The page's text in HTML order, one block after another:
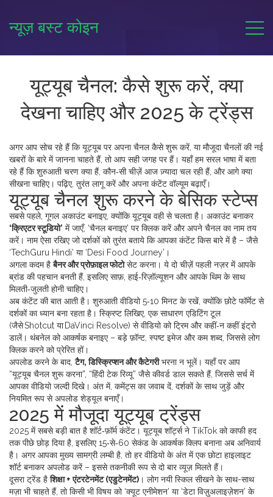
न्यूज़ बस्ट कोइन
यूट्यूब चैनल: कैसे शुरू करें, क्या
देखना चाहिए और 2025 के ट्रेंड्स
अगर आप सोच रहे हैं कि यूट्यूब पर अपना चैनल कैसे शुरू करें, या मौजूदा चैनलों की नई
खबरों के बारे में जानना चाहते हैं, तो आप सही जगह पर हैं। यहाँ हम सरल भाषा में बता
रहे हैं कि शुरुआती चरण क्या हैं, कौन‑सी चीज़ें आज ज़्यादा चल रही हैं, और आगे क्या
सीखना चाहिए। पढ़िए, तुरंत लागू करें और अपना कंटेंट वॉल्यूम बढ़ाएँ।
यूट्यूब चैनल शुरू करने के बेसिक स्टेप्स
सबसे पहले, गूगल अकाउंट बनाइए, क्योंकि यूट्यूब वही से चलता है। अकाउंट बनाकर
‘क्रिएटर स्टूडियो’ में जाएँ, ‘चैनल बनाइए’ पर क्लिक करें और अपने चैनल का नाम तय
करें। नाम ऐसा रखिए जो दर्शकों को तुरंत बताये कि आपका कंटेंट किस बारे में है – जैसे
‘TechGuru Hindi’ या ‘Desi Food Journey’।
अगला कदम हैबैनर और प्रोफ़ाइल फोटोसेट करना। ये दो चीज़ें पहली नज़र में आपके
ब्रांड की पहचान बनती हैं, इसलिए साफ़, हाई‑रिज़ॉल्यूशन और आपके थिम के साथ
मिलती‑जुलती होनी चाहिए।
अब कंटेंट की बात आती है। शुरुआती वीडियो 5‑10 मिनट के रखें, क्योंकि छोटे फॉर्मेट से
दर्शकों का ध्यान बना रहता है। स्क्रिप्ट लिखिए, एक साधारण एडिटिंग टूल
(जैसे Shotcut या DaVinci Resolve) से वीडियो को ट्रिम और कहीं‑न कहीं इंट्रो
डालें। थंबनेल को आकर्षक बनाइए – बड़े फ़ॉन्ट, स्पष्ट इमेज और कम शब्द, जिससे लोग
क्लिक करने को प्रेरित हों।
अपलोड करने के बाद,टैग, डिस्क्रिप्शन और कैटेगरीभरना न भूलें। यहाँ पर आप
“यूट्यूब चैनल शुरू करना”, “हिंदी टेक रिव्यू” जैसे कीवर्ड डाल सकते हैं, जिससे सर्च में
आपका वीडियो जल्दी दिखे। अंत में, कमेंट्स का जवाब दें, दर्शकों के साथ जुड़ें और
नियमित रूप से अपलोड शेड्यूल बनाएँ।
2025 में मौजूदा यूट्यूब ट्रेंड्स
2025 में सबसे बड़ी बात है शॉर्ट‑फ़ॉर्म कंटेंट। यूट्यूब शॉर्ट्स ने TikTok को काफी हद
तक पीछे छोड़ दिया है, इसलिए 15‑से‑60 सेकंड के आकर्षक क्लिप बनाना अब अनिवार्य
है। अगर आपका मुख्य सामग्री लम्बी है, तो हर वीडियो के अंत में एक छोटा हाइलाइट
शॉर्ट बनाकर अपलोड करें – इससे तकनीकी रूप से दो बार व्यूज़ मिलते हैं।
दूसरा ट्रेंड हैशिक्षा + एंटरटेनमेंट (एडुटेनमेंट) । लोग नयी स्किल सीखने के साथ-साथ
मज़ा भी चाहते हैं, तो किसी भी विषय को ‘क्यूट एनीमेशन’ या ‘डेटा विज़ुअलाइज़ेशन’ के